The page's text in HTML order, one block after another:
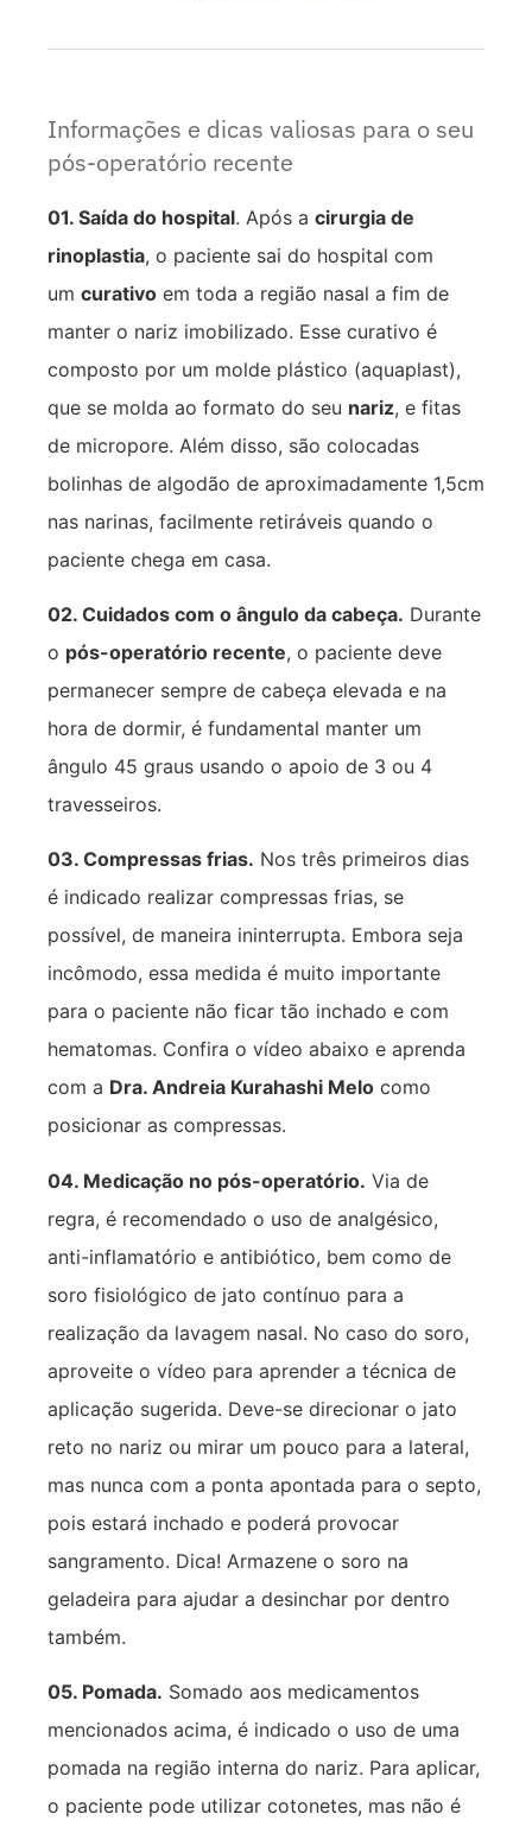
Informações e dicas valiosas para o seu
pós-operatório recente
01. Saída do hospital. Após a cirurgia de
rinoplastia, o paciente sai do hospital com
um curativo em toda a região nasal a fim de
manter o nariz imobilizado. Esse curativo é
composto por um molde plástico (aquaplast),
que se molda ao formato do seu nariz, e fitas
de micropore. Além disso, são colocadas
bolinhas de algodão de aproximadamente 1,5cm
nas narinas, facilmente retiráveis quando o
paciente chega em casa.
02. Cuidados com o ângulo da cabeça. Durante
o pós-operatório recente, o paciente deve
permanecer sempre de cabeça elevada e na
hora de dormir, é fundamental manter um
ângulo 45 graus usando o apoio de 3 ou 4
travesseiros.
03. Compressas frias. Nos três primeiros dias
é indicado realizar compressas frias, se
possível, de maneira ininterrupta. Embora seja
incômodo, essa medida é muito importante
para o paciente não ficar tão inchado e com
hematomas. Confira o vídeo abaixo e aprenda
com a Dra. Andreia Kurahashi Melo como
posicionar as compressas.
04. Medicação no pós-operatório. Via de
regra, é recomendado o uso de analgésico,
anti-inflamatório e antibiótico, bem como de
soro fisiológico de jato contínuo para a
realização da lavagem nasal. No caso do soro,
aproveite o vídeo para aprender a técnica de
aplicação sugerida. Deve-se direcionar o jato
reto no nariz ou mirar um pouco para a lateral,
mas nunca com a ponta apontada para o septo,
pois estará inchado e poderá provocar
sangramento. Dica! Armazene o soro na
geladeira para ajudar a desinchar por dentro
também.
05. Pomada. Somado aos medicamentos
mencionados acima, é indicado o uso de uma
pomada na região interna do nariz. Para aplicar,
o paciente pode utilizar cotonetes, mas não é